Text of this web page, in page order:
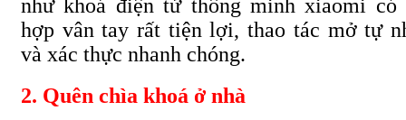
như khoá điện tử thông minh xiaomi có
hợp vân tay rất tiện lợi, thao tác mở tự
và xác thực nhanh chóng.
2. Quên chìa khoá ở nhà